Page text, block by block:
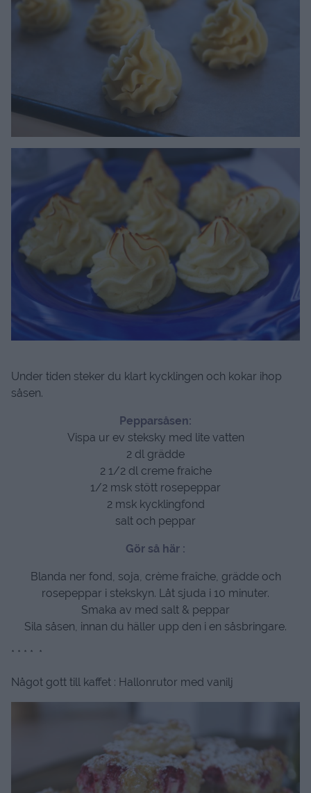
Under tiden steker du klart kycklingen och kokar ihop
såsen.
Pepparsåsen:
Vispa ur ev steksky med lite vatten
2 dl grädde
2 1/2 dl creme fraiche
1/2 msk stött rosepeppar
2 msk kycklingfond
salt och peppar
Gör så här :
Blanda ner fond, soja, crème fraîche, grädde och
rosepeppar i stekskyn. Låt sjuda i 10 minuter.
Smaka av med salt & peppar
Sila såsen, innan du häller upp den i en såsbringare.
* * * * *
Något gott till kaffet : Hallonrutor med vanilj